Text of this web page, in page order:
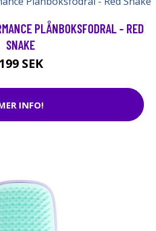
PLÅNBOKSFODRAL - RED
SNAKE
199 SEK
INFO!